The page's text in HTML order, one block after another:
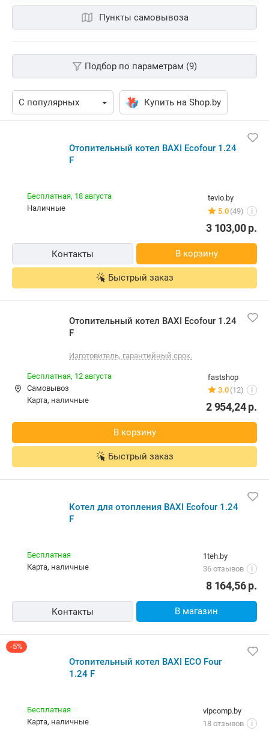
Пункты самовывоза
Подбор по параметрам (9)
Купить на Shop.by
Отопительный котел BAXI Ecofour 1.24
F
tevio.by
5.0 (49) i
Бесплатная, 18 августа
наличные
3 103,00р.
Контакты В корзину
Быстрый заказ
Отопительный котел BAXI Ecofour 1.24
F
Изготовитель, гарантийный срок.
fastshop
3.0 (12) i
Бесплатная, 12 августа
Самовывоз
карта, наличные
2 954,24р.
В корзину
Быстрый заказ
Котел для отопления BAXI Ecofour 1.24
F
1teh.by
36 отзывов
i
Бесплатная
карта, наличные
8 164,56р.
Контакты В магазин
-5%
Отопительный котел BAXI ECO Four
1.24 F
vipcomp.by
18 отзывов
i
Бесплатная
карта, наличные